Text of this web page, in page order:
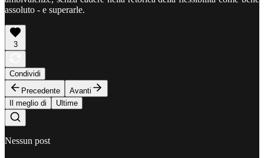
assoluto - e superarle.
3
Condividi
Precedente
Avanti
Il meglio di
Ultime
Nessun post